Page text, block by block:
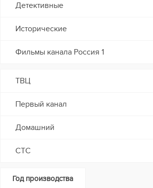
Детективные
Исторические
Фильмы канала Россия 1
ТВЦ
Первый канал
Домашний
СТС
Год производства